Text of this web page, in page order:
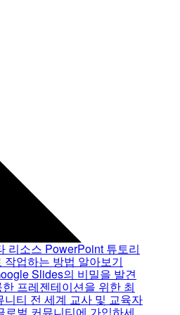
리소스 PowerPoint 튜토리
업하는 방법 알아보기
Slides의 비밀을 발견
프레젠테이션을 위한 최
니티 전 세계 교사 및 교육자